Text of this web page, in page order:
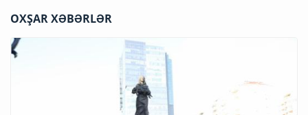
OXŞAR XƏBƏRLƏR